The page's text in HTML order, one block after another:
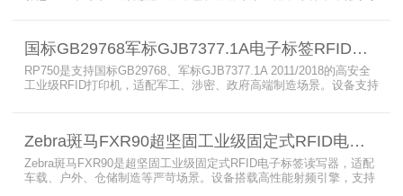
需贴标作业。
国标GB29768军标GJB7377.1A电子标签RFID打印机RP750
RP750是支持国标GB29768、军标GJB7377.1A 2011/2018的高安全
工业级RFID打印机，适配军工、涉密、政府高端制造场景。设备支持
候高负荷打印需求。
Zebra斑马FXR90超坚固工业级固定式RFID电子标签读写器
Zebra斑马FXR90是超坚固工业级固定式RFID电子标签读写器，适配
车载、户外、仓储制造等严苛场景。设备搭载高性能射频引擎，支持